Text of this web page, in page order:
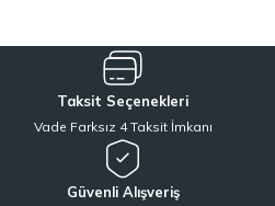
Sitemizde yer alan ürünler; dünya
Daiwa, Hanfish, Fujin ve Ryuji
gibi lider
odaklı modellerinden oluşur. Özellikle
optimize edilmiş ekipmanlarımız
maksimum keyif almanızı sağlıyoruz.
performans kriterlerini ön
Taksit Seçenekleri
Vade Farksız 4 Taksit İmkanı
Güvenli Alışveriş